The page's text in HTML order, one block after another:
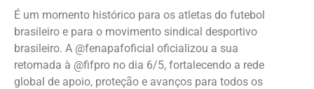
É um momento histórico para os atletas do futebol
brasileiro e para o movimento sindical desportivo
brasileiro. A @fenapafoficial oficializou a sua
retomada à @fifpro no dia 6/5, fortalecendo a rede
global de apoio, proteção e avanços para todos os